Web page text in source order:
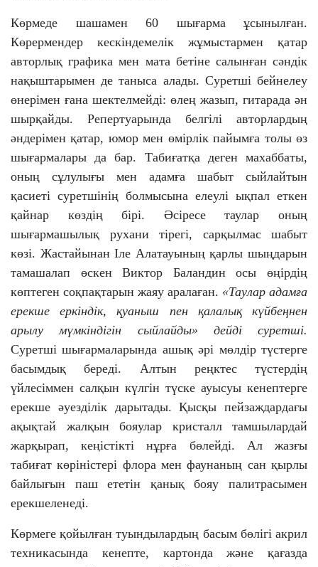
Көрмеде шашамен 60 шығарма ұсынылған.
Көрермендер кескіндемелік жұмыстармен қатар
авторлық графика мен мата бетіне салынған сәндік
нақыштарымен де таныса алады. Суретші бейнелеу
өнерімен ғана шектелмейді: өлең жазып, гитарада ән
шырқайды. Репертуарында белгілі авторлардың
әндерімен қатар, юмор мен өмірлік пайымға толы өз
шығармалары да бар. Табиғатқа деген махаббаты,
оның сұлулығы мен адамға шабыт сыйлайтын
қасиеті суретшінің болмысына елеулі ықпал еткен
қайнар көздің бірі. Әсіресе таулар оның
шығармашылық рухани тірегі, сарқылмас шабыт
көзі. Жастайынан Іле Алатауының қарлы шыңдарын
тамашалап өскен Виктор Баландин осы өңірдің
көптеген соқпақтарын жаяу аралаған. «Таулар адамға
ерекше еркіндік, қуаныш пен қалалық күйбеңнен
арылу мүмкіндігін сыйлайды» дейді суретші.
Суретші шығармаларында ашық әрі мөлдір түстерге
басымдық береді. Алтын реңктес түстердің
үйлесіммен салқын күлгін түске ауысуы кенептерге
ерекше әуезділік дарытады. Қысқы пейзаждардағы
ақықтай жалқын бояулар кристалл тамшылардай
жарқырап, кеңістікті нұрға бөлейді. Ал жазғы
табиғат көріністері флора мен фаунаның сан қырлы
байлығын паш ететін қанық бояу палитрасымен
ерекшеленеді.
Көрмеге қойылған туындылардың басым бөлігі акрил
техникасында кенепте, картонда және қағазда